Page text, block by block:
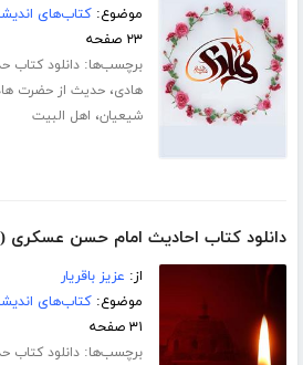
موضوع:کتاب‌های
۲۳ صفحه
برچسب‌ها:دانلود کتاب
هادی،حدیث از حضرت
شیعیان، اهل البیت
دانلود کتاب احادیث امام حسن عسکری
از: عزیز باقریار
موضوع:کتاب‌های
۳۱ صفحه
برچسب‌ها:دانلود کتاب